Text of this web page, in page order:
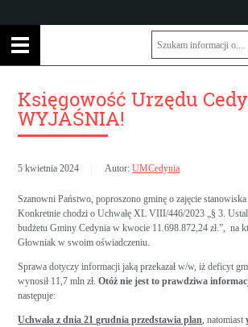
Księgowość Urzędu
WYJAŚNIA!
5 kwietnia 2024 Autor:UMCedynia
Szanowni Państwo, poproszono gminę o zajęcie
Konkretnie chodzi o Uchwałę XL VIII/446/2023 „§ 3.
budżetu Gminy Cedynia w kwocie 11.698.872,24 zł.”, na
Głowniak w swoim oświadczeniu.
Sprawa dotyczy informacji jaką przekazał w/w, iż deficyt
wynosił 11,7 mln zł.Otóż nie jest to prawdziwa
następuje:
Uchwała z dnia 21 grudnia przedstawia plan, natomiast